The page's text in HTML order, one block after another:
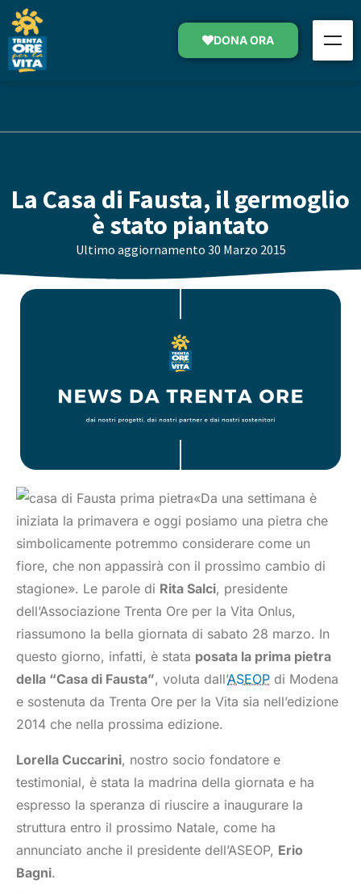
DONA ORA
La Casa di Fausta, il germoglio
è stato piantato
Ultimo aggiornamento 30 Marzo 2015
«Da una settimana è
iniziata la primavera e oggi posiamo una pietra che
simbolicamente potremmo considerare come un
fiore, che non appassirà con il prossimo cambio di
stagione». Le parole di Rita Salci, presidente
dell’Associazione Trenta Ore per la Vita Onlus,
riassumono la bella giornata di sabato 28 marzo. In
questo giorno, infatti, è stata posata la prima pietra
della “Casa di Fausta”, voluta dall’ASEOP di Modena
e sostenuta da Trenta Ore per la Vita sia nell’edizione
2014 che nella prossima edizione.
Lorella Cuccarini, nostro socio fondatore e
testimonial, è stata la madrina della giornata e ha
espresso la speranza di riuscire a inaugurare la
struttura entro il prossimo Natale, come ha
annunciato anche il presidente dell’ASEOP, Erio
Bagni.